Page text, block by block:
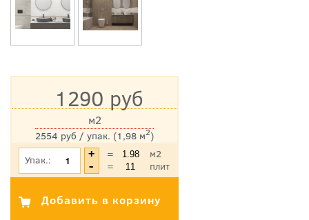
1290 руб
2554 руб / упак. (1,98 м2)
м2
*Цена указана с учетом НДС
Упак.: =
м2
=
плит